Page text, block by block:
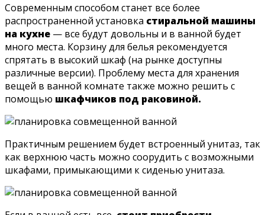
Современным способом станет все более
распространенной установка стиральной машины
на кухне — все будут довольны и в ванной будет
много места. Корзину для белья рекомендуется
спрятать в высокий шкаф (на рынке доступны
различные версии). Проблему места для хранения
вещей в ванной комнате также можно решить с
помощью шкафчиков под раковиной.
Практичным решением будет встроенный унитаз, так
как верхнюю часть можно соорудить с возможными
шкафами, примыкающими к сиденью унитаза.